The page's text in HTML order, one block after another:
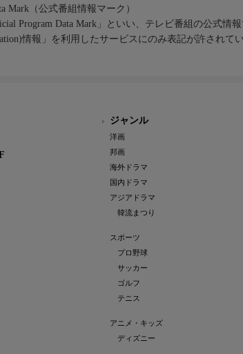
Mark（公式番組情報マーク）
Program Data Mark」といい、テレビ番組の公式情報
情報」を利用したサービスにのみ表記が許されて
ジャンル
洋画
邦画
海外ドラマ
国内ドラマ
アジアドラマ
韓流まつり
スポーツ
プロ野球
サッカー
ゴルフ
テニス
アニメ・キッズ
ディズニー